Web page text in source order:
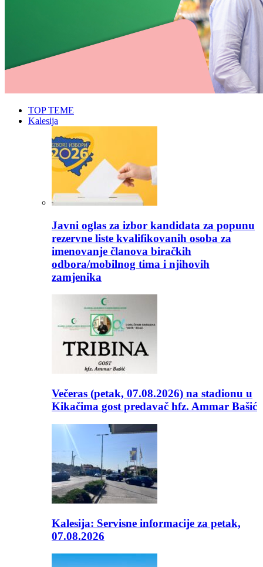
TOP TEME
Kalesija
Javni oglas za izbor kandidata za popunu
rezervne liste kvalifikovanih osoba za
imenovanje članova biračkih
odbora/mobilnog tima i njihovih
zamjenika
Večeras (petak, 07.08.2026) na stadionu u
Kikačima gost predavač hfz. Ammar Bašić
Kalesija: Servisne informacije za petak,
07.08.2026